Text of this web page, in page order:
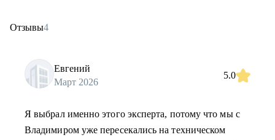
Отзывы4
Евгений
Март 2026
5.0
Я выбрал именно этого эксперта, потому что мы с
Владимиром уже пересекались на техническом